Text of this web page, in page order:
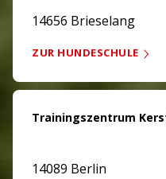
14656 Brieselang
ZUR HUNDESCHULE
Trainingszentrum
14089 Berlin